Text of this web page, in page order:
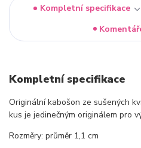
Kompletní specifikace
Kompletní specifikace
Originální kabošon ze sušených
kus je jedinečným originálem pro
Rozměry: průměr 1,1 cm